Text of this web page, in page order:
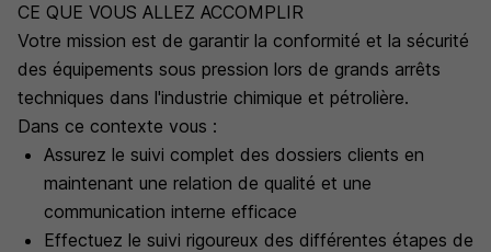
CE QUE VOUS ALLEZ ACCOMPLIR
Votre mission est de garantir la conformité et la sécurité
des équipements sous pression lors de grands arrêts
techniques dans l'industrie chimique et pétrolière.
Dans ce contexte vous :
Assurez le suivi complet des dossiers clients en
maintenant une relation de qualité et une
communication interne efficace
Effectuez le suivi rigoureux des différentes étapes de